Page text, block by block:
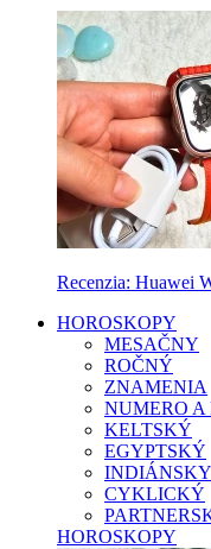
Recenzia: Huawei
HOROSKOPY
MESAČNY
ROČNÝ
ZNAMENIA
NUMERO A
KELTSKÝ
EGYPTSKÝ
INDIÁNSKY
CYKLICKÝ
HOROSKOPY